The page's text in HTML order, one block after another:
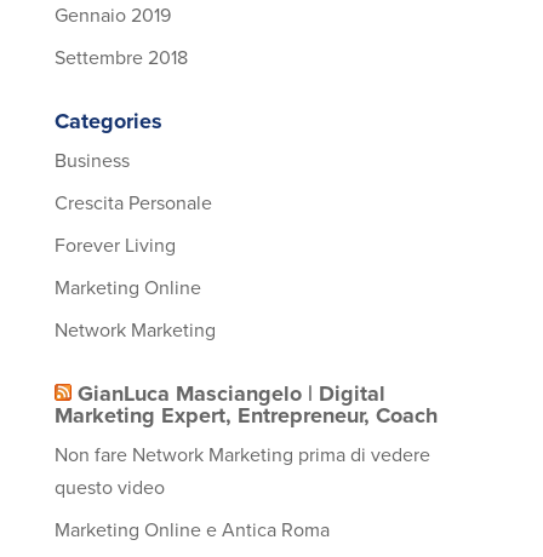
Gennaio 2019
Settembre 2018
Categories
Business
Crescita Personale
Forever Living
Marketing Online
Network Marketing
GianLuca Masciangelo | Digital
Marketing Expert, Entrepreneur, Coach
Non fare Network Marketing prima di vedere
questo video
Marketing Online e Antica Roma